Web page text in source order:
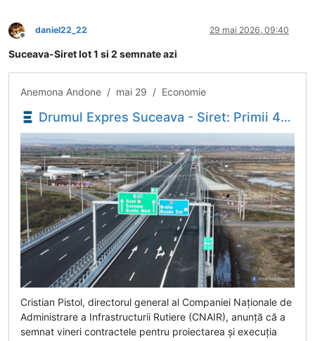
Deconectat
daniel22_22 29 mai 2026, 09:40
Suceava-Siret lot 1 si 2 semnate azi
Anemona Andone / mai 29 / Economie
Drumul Expres Suceava - Siret: Primii 43 de kilometri intră în linie dreaptă. Au fost semnate contractele - Economica.net
Cristian Pistol, directorul general al Companiei Naționale de
Administrare a Infrastructurii Rutiere (CNAIR), anunță că a
semnat vineri contractele pentru proiectarea și execuția